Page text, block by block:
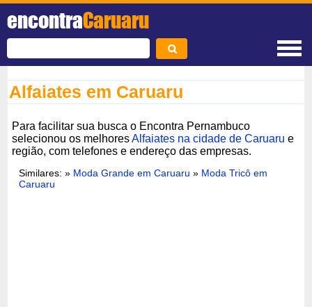
encontraCaruaru
Alfaiates em Caruaru
Para facilitar sua busca o Encontra Pernambuco
selecionou os melhoresAlfaiates na cidade de Caruaru e
região, com telefones e endereço das empresas.
Similares: » Moda Grande em Caruaru » Moda Tricô em
Caruaru